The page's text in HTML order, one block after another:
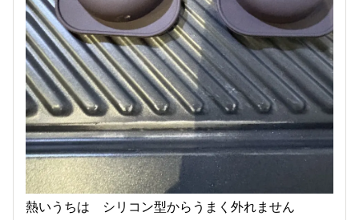
熱いうちは シリコン型からうまく外れません